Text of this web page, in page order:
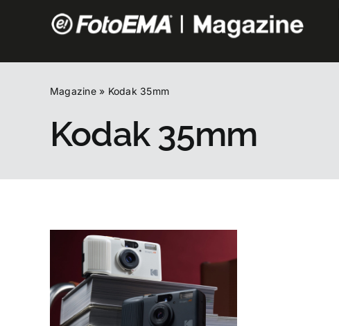
Magazine» Kodak 35mm
Kodak 35mm